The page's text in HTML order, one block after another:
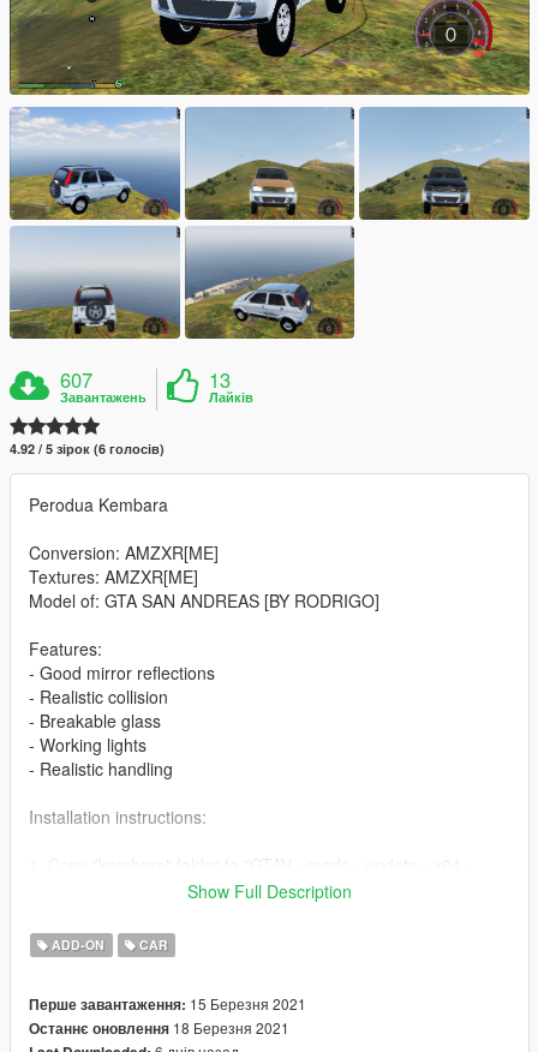
607
Завантажень
13
Лайків
4.92 / 5 зірок (6 голосів)
Perodua Kembara
Conversion: AMZXR[ME]
Textures: AMZXR[ME]
Model of: GTA SAN ANDREAS [BY RODRIGO]
Features:
- Good mirror reflections
- Realistic collision
- Breakable glass
- Working lights
- Realistic handling
Installation instructions:
2. Go to update.rpf> common> data> dlclist. And add new line:
dlcpacks:/kembara/
Spawn Name: kembara
Show Full Description
ADD-ON CAR
Перше завантаження: 15 Березня 2021
Останнє оновлення 18 Березня 2021